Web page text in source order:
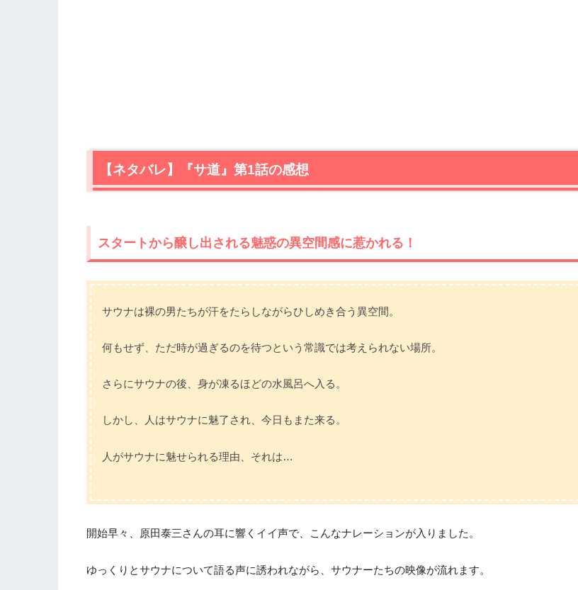
【ネタバレ】『サ道』第1話の感想
スタートから醸し出される魅惑の異空間感に惹かれる！
サウナは裸の男たちが汗をたらしながらひしめき合う異空間。
何もせず、ただ時が過ぎるのを待つという常識では考えられない場所。
さらにサウナの後、身が凍るほどの水風呂へ入る。
しかし、人はサウナに魅了され、今日もまた来る。
人がサウナに魅せられる理由、それは…
開始早々、原田泰三さんの耳に響くイイ声で、こんなナレーションが入りました。
ゆっくりとサウナについて語る声に誘われながら、サウナーたちの映像が流れます。